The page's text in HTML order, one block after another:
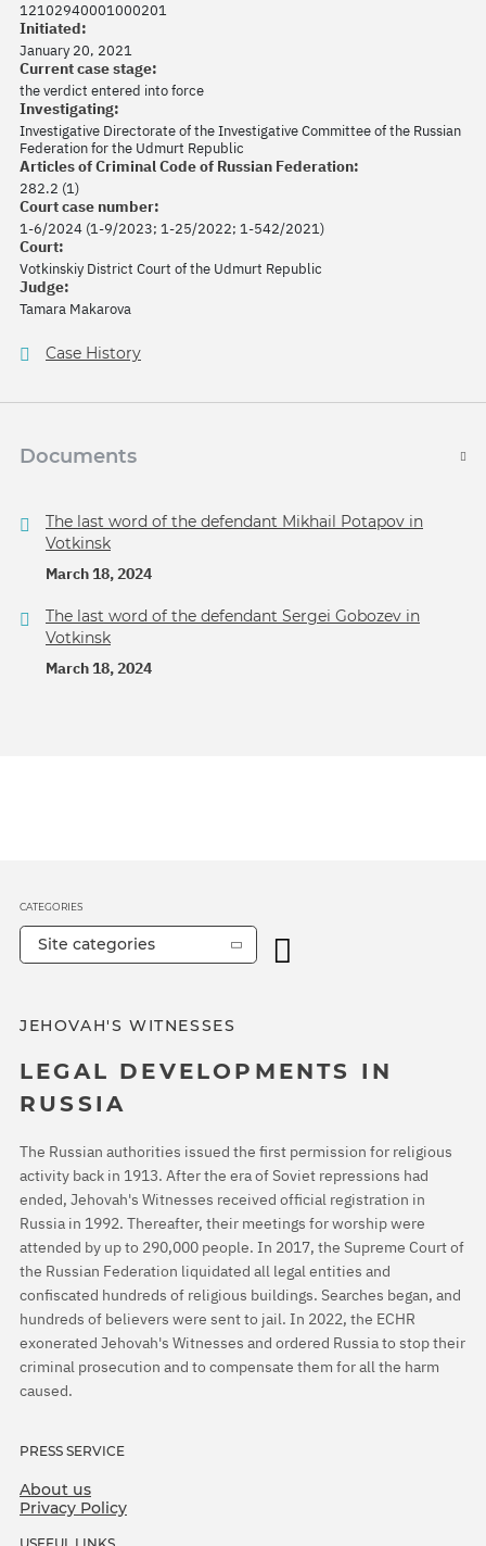
12102940001000201
Initiated:
January 20, 2021
Current case stage:
the verdict entered into force
Investigating:
Investigative Directorate of the Investigative Committee of the Russian
Federation for the Udmurt Republic
Articles of Criminal Code of Russian Federation:
282.2 (1)
Court case number:
1-6/2024 (1-9/2023; 1-25/2022; 1-542/2021)
Court:
Votkinskiy District Court of the Udmurt Republic
Judge:
Tamara Makarova
Case History
Documents
The last word of the defendant Mikhail Potapov in
Votkinsk
March 18, 2024
The last word of the defendant Sergei Gobozev in
Votkinsk
March 18, 2024
JEHOVAH'S WITNESSES
LEGAL DEVELOPMENTS IN
RUSSIA
The Russian authorities issued the first permission for religious
activity back in 1913. After the era of Soviet repressions had
ended, Jehovah's Witnesses received official registration in
Russia in 1992. Thereafter, their meetings for worship were
attended by up to 290,000 people. In 2017, the Supreme Court of
the Russian Federation liquidated all legal entities and
confiscated hundreds of religious buildings. Searches began, and
hundreds of believers were sent to jail. In 2022, the ECHR
exonerated Jehovah's Witnesses and ordered Russia to stop their
criminal prosecution and to compensate them for all the harm
caused.
PRESS SERVICE
About us
Privacy Policy
CATEGORIES
Site categories